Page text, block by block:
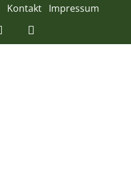
Kontakt Impressum